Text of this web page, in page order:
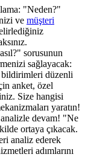
"Neden?"
ve müşteri
sorusunun
sağlayacak:
düzenli
anket, özel
Size hangisi
yaratın!
devam! "Ne
ortaya çıkacak.
analiz ederek
adımlarını